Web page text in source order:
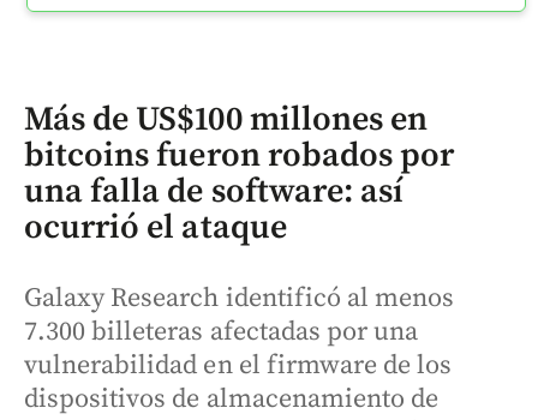
Más de US$100 millones en
bitcoins fueron robados por
una falla de software: así
ocurrió el ataque
Galaxy Research identificó al menos
7.300 billeteras afectadas por una
vulnerabilidad en el firmware de los
dispositivos de almacenamiento de